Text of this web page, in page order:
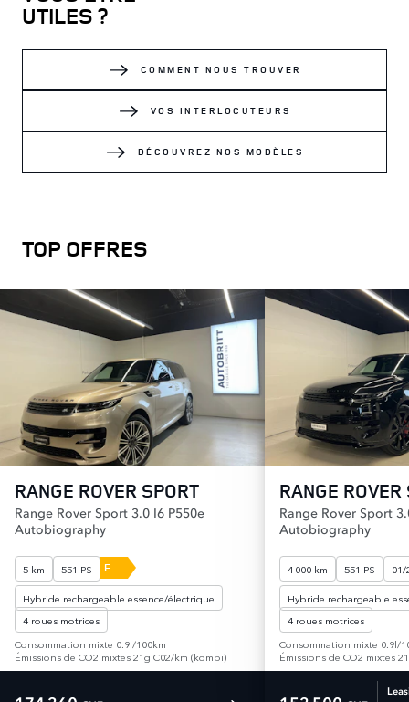
UTILES ?
COMMENT NOUS TROUVER
VOS INTERLOCUTEURS
DÉCOUVREZ NOS MODÈLES
TOP OFFRES
RANGE ROVER SPORT
Range Rover Sport 3.0 I6 P550e
Autobiography
5 km 551 PS E
Hybride rechargeable essence/électrique
4 roues motrices
Consommation mixte 0.9l/100km
Émissions de CO2 mixtes 21g C02/km (kombi)
RANGE ROVER
Range Rover Sport
Autobiography
4 000 km 551 PS
01/
Hybride rechargeable
4 roues motrices
Consommation mixte 0.9l/
Émissions de CO2 mixtes